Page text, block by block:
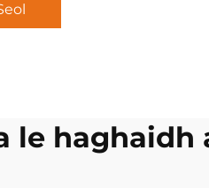
le haghaidh